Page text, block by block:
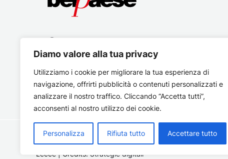
Diamo valore alla tua privacy
Utilizziamo i cookie per migliorare la tua esperienza di
navigazione, offrirti pubblicità o contenuti personalizzati e
analizzare il nostro traffico. Cliccando “Accetta tutti”,
acconsenti al nostro utilizzo dei cookie.
Personalizza Rifiuta tutto Accettare tutto
Copyright © 2026 Belpaese | Periodico d'informazione
Lecce | Credits: Strategie digitali